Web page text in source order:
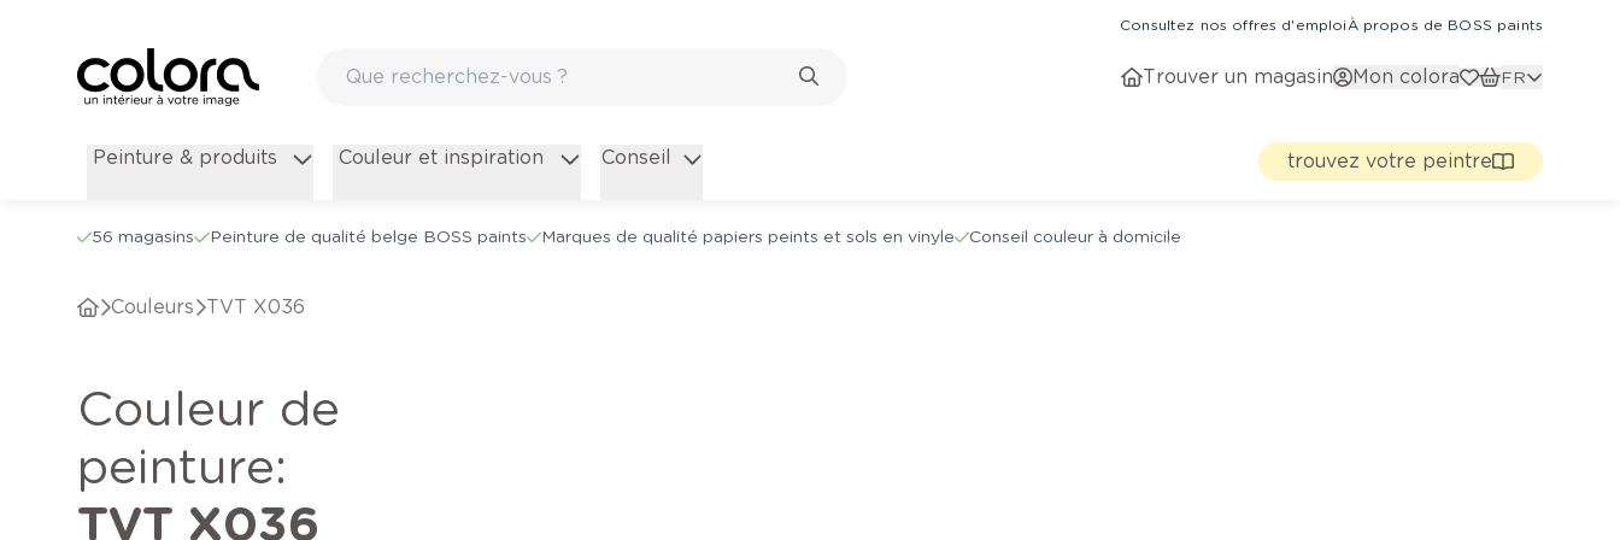
Consultez nos offres d'emploiÀ propos de BOSS paints
Trouver un magasin Mon colora FR
Peinture & produits Couleur et inspiration Conseil trouvez votre peintre
56 magasins Peinture de qualité belge BOSS paints Marques de qualité papiers peints et sols en vinyle Conseil couleur à domicile
Couleurs TVT X036
Couleur de
peinture:
TVT X036